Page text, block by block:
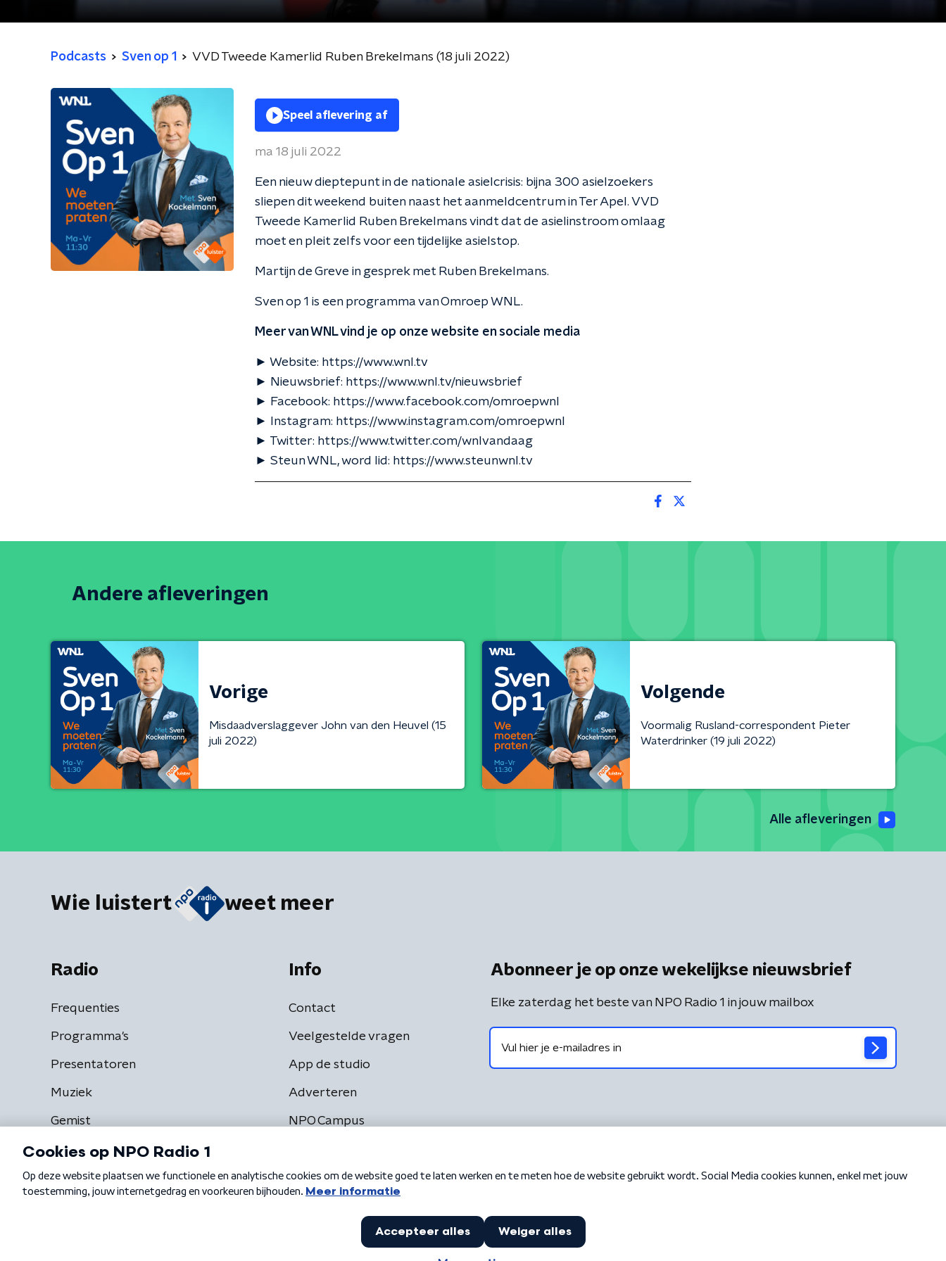
Podcasts Sven op 1 VVD Tweede Kamerlid Ruben Brekelmans (18 juli 2022)
Speel aflevering af
ma 18 juli 2022
Een nieuw dieptepunt in de nationale asielcrisis: bijna 300 asielzoekers
sliepen dit weekend buiten naast het aanmeldcentrum in Ter Apel. VVD
Tweede Kamerlid Ruben Brekelmans vindt dat de asielinstroom omlaag
moet en pleit zelfs voor een tijdelijke asielstop.
Martijn de Greve in gesprek met Ruben Brekelmans.
Sven op 1 is een programma van Omroep WNL.
Meer van WNL vind je op onze website en sociale media
► Website: https://www.wnl.tv
► Nieuwsbrief: https://www.wnl.tv/nieuwsbrief
► Facebook: https://www.facebook.com/omroepwnl
► Instagram: https://www.instagram.com/omroepwnl
► Twitter: https://www.twitter.com/wnlvandaag
► Steun WNL, word lid: https://www.steunwnl.tv
Andere afleveringen
Vorige
Misdaadverslaggever John van den Heuvel (15
juli 2022)
Volgende
Voormalig Rusland-correspondent Pieter
Waterdrinker (19 juli 2022)
Alle afleveringen
Wie luistert weet meer
Radio
Frequenties
Programma's
Presentatoren
Muziek
Gemist
Info
Contact
Veelgestelde vragen
App de studio
Adverteren
NPO Campus
Abonneer je op onze wekelijkse nieuwsbrief
Elke zaterdag het beste van NPO Radio 1 in jouw mailbox
Algemene voorwaarden Privacybeleid